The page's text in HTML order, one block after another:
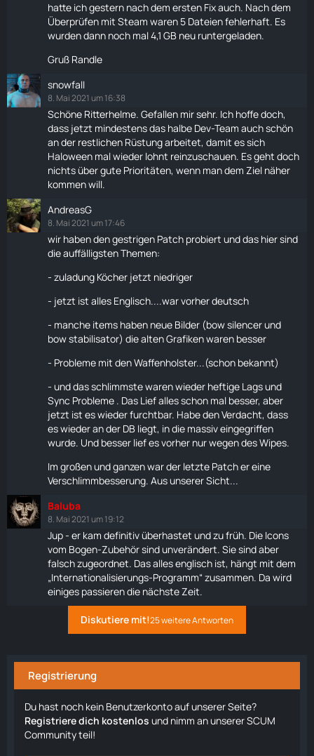
hatte ich gestern nach dem ersten Fix auch. Nach dem
Überprüfen mit Steam waren 5 Dateien fehlerhaft. Es
wurden dann noch mal 4,1 GB neu runtergeladen.
Gruß Randle
snowfall
8. Mai 2021 um 16:38
Schöne Ritterhelme. Gefallen mir sehr. Ich hoffe doch,
dass jetzt mindestens das halbe Dev-Team auch schön
an der restlichen Rüstung arbeitet, damit es sich
Haloween mal wieder lohnt reinzuschauen. Es geht doch
nichts über gute Prioritäten, wenn man dem Ziel näher
kommen will.
AndreasG
8. Mai 2021 um 17:46
wir haben den gestrigen Patch probiert und das hier sind
die auffälligsten Themen:
- zuladung Köcher jetzt niedriger
- jetzt ist alles Englisch....war vorher deutsch
- manche items haben neue Bilder (bow silencer und
bow stabilisator) die alten Grafiken waren besser
- Probleme mit den Waffenholster...(schon bekannt)
- und das schlimmste waren wieder heftige Lags und
Sync Probleme . Das Lief alles schon mal besser, aber
jetzt ist es wieder furchtbar. Habe den Verdacht, dass
es wieder an der DB liegt, in die massiv eingegriffen
wurde. Und besser lief es vorher nur wegen des Wipes.
Im großen und ganzen war der letzte Patch er eine
Verschlimmbesserung. Aus unserer Sicht...
Baluba
8. Mai 2021 um 19:12
Jup - er kam definitiv überhastet und zu früh. Die Icons
vom Bogen-Zubehör sind unverändert. Sie sind aber
falsch zugeordnet. Das alles englisch ist, hängt mit dem
„Internationalisierungs-Programm“ zusammen. Da wird
einiges passieren die nächste Zeit.
Diskutiere mit!25 weitere Antworten
Registrierung
Du hast noch kein Benutzerkonto auf unserer Seite?
Registriere dich kostenlos und nimm an unserer SCUM
Community teil!